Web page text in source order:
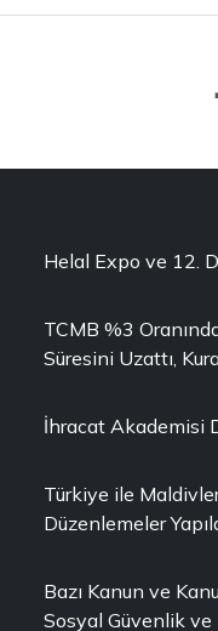
Helal Expo ve 12.
TCMB %3
Süresini Uzattı,
İhracat Akademisi
Türkiye ile
Düzenlemeler
Bazı Kanun ve
Sosyal Güvenlik ve